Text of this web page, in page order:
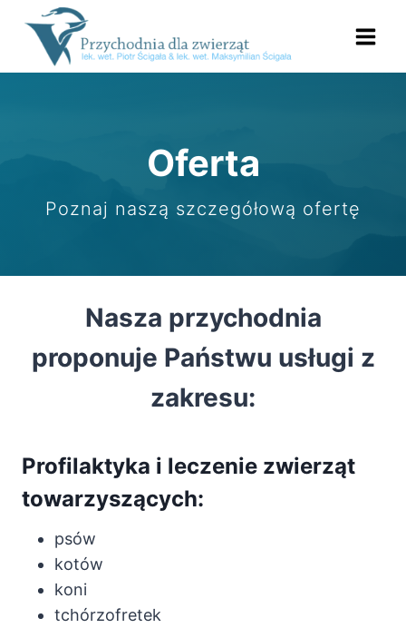
Przejdź
Oferta
Poznaj naszą szczegółową ofertę
Nasza przychodnia
proponuje Państwu usługi z
zakresu:
Profilaktyka i leczenie zwierząt
towarzyszących:
psów
kotów
koni
tchórzofretek